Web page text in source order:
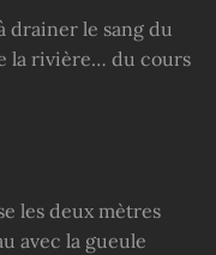
drainer le sang du
la rivière… du cours
les deux mètres
avec la gueule